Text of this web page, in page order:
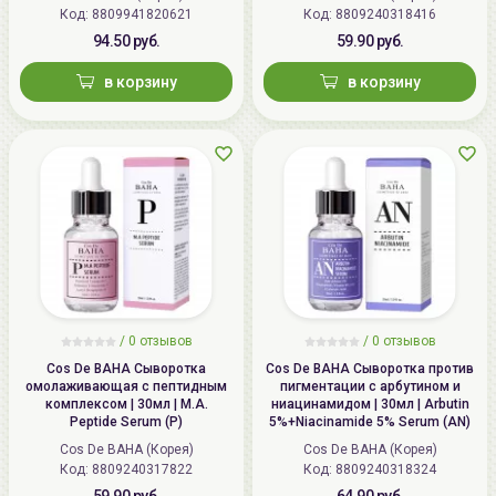
Код: 8809941820621
94.50 руб.
в корзину
Код: 8809240318416
59.90 руб.
в корзину
/ 0 отзывов
Cos De BAHA Сыворотка
омолаживающая с пептидным
комплексом | 30мл | M.A.
Peptide Serum (P)
Cos De BAHA (Корея)
Код: 8809240317822
/ 0 отзывов
Cos De BAHA Сыворотка против
пигментации с арбутином и
ниацинамидом | 30мл | Arbutin
5%+Niacinamide 5% Serum (AN)
Cos De BAHA (Корея)
Код: 8809240318324